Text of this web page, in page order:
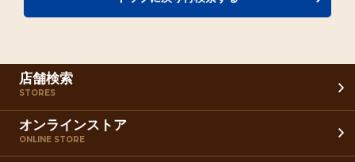
店舗検索
STORES
オンラインストア
ONLINE STORE